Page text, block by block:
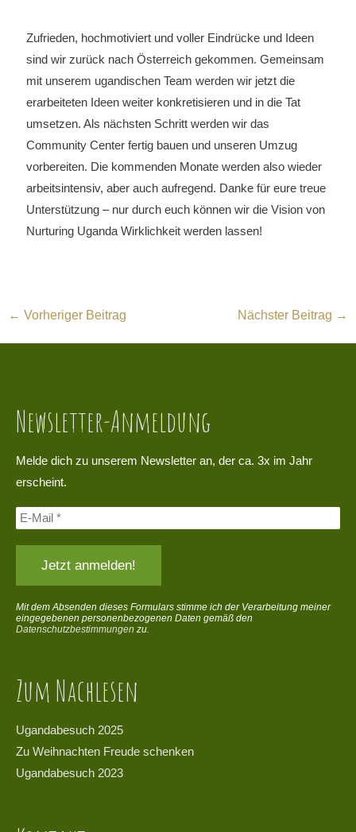
Zufrieden, hochmotiviert und voller Eindrücke und Ideen
sind wir zurück nach Österreich gekommen. Gemeinsam
mit unserem ugandischen Team werden wir jetzt die
erarbeiteten Ideen weiter konkretisieren und in die Tat
umsetzen. Als nächsten Schritt werden wir das
Community Center fertig bauen und unseren Umzug
vorbereiten. Die kommenden Monate werden also wieder
arbeitsintensiv, aber auch aufregend. Danke für eure treue
Unterstützung – nur durch euch können wir die Vision von
Nurturing Uganda Wirklichkeit werden lassen!
← Vorheriger Beitrag Nächster Beitrag →
Newsletter-Anmeldung
Melde dich zu unserem Newsletter an, der ca. 3x im Jahr
erscheint.
Mit dem Absenden dieses Formulars stimme ich der Verarbeitung meiner
eingegebenen personenbezogenen Daten gemäß den
Datenschutzbestimmungen zu.
Zum Nachlesen
Ugandabesuch 2025
Zu Weihnachten Freude schenken
Ugandabesuch 2023